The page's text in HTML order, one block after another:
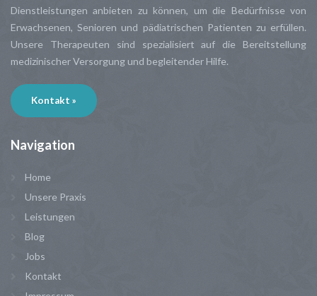
Dienstleistungen anbieten zu können, um die Bedürfnisse von
Erwachsenen, Senioren und pädiatrischen Patienten zu erfüllen.
Unsere Therapeuten sind spezialisiert auf die Bereitstellung
medizinischer Versorgung und begleitender Hilfe.
Kontakt »
Navigation
Home
Unsere Praxis
Leistungen
Blog
Jobs
Kontakt